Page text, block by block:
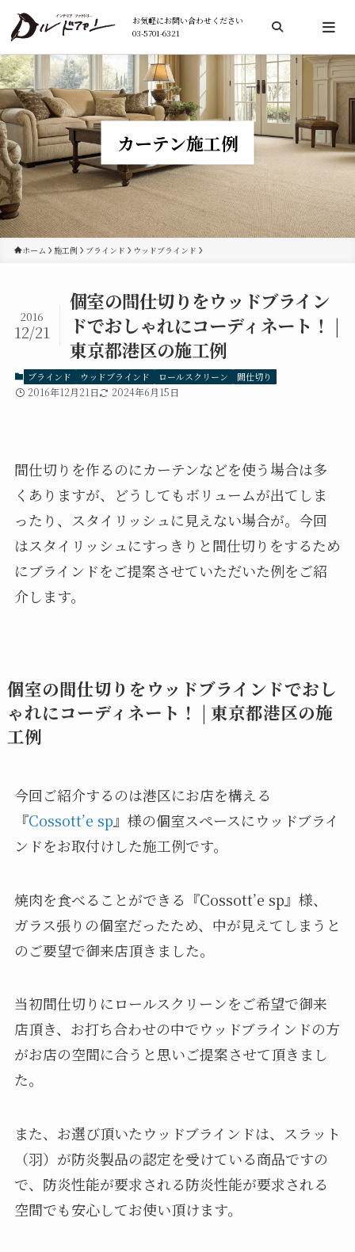
お気軽にお問い合わせください
03-5701-6321
検索
カーテン施工例
ホーム 施工例 ブラインド ウッドブラインド
個室の間仕切りをウッドブライン
ドでおしゃれにコーディネート！ |
東京都港区の施工例
2016
12/21
ブラインド ウッドブラインド ロールスクリーン 間仕切り
2016年12月21日 2024年6月15日
間仕切りを作るのにカーテンなどを使う場合は多
くありますが、どうしてもボリュームが出てしま
ったり、スタイリッシュに見えない場合が。今回
はスタイリッシュにすっきりと間仕切りをするため
にブラインドをご提案させていただいた例をご紹
介します。
個室の間仕切りをウッドブラインドでおし
ゃれにコーディネート！ | 東京都港区の施
工例
今回ご紹介するのは港区にお店を構える
『Cossott’e sp』様の個室スペースにウッドブライ
ンドをお取付けした施工例です。
焼肉を食べることができる『Cossott’e sp』様、
ガラス張りの個室だったため、中が見えてしまうと
のご要望で御来店頂きました。
当初間仕切りにロールスクリーンをご希望で御来
店頂き、お打ち合わせの中でウッドブラインドの方
がお店の空間に合うと思いご提案させて頂きまし
た。
また、お選び頂いたウッドブラインドは、スラット
（羽）が防炎製品の認定を受けている商品ですの
で、防炎性能が要求される防炎性能が要求される
空間でも安心してお使い頂けます。